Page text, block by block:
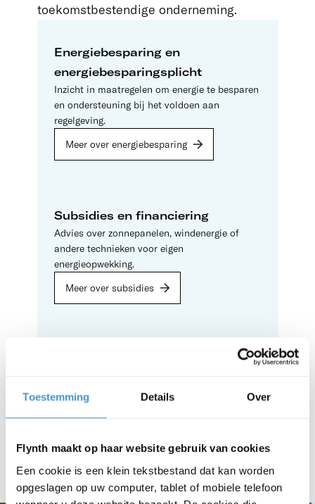
Toestemming Details Over
Flynth maakt op haar website gebruik van cookies
Een cookie is een klein tekstbestand dat kan worden
opgeslagen op uw computer, tablet of mobiele telefoon
toekomstbestendige onderneming.
Energiebesparing en
energiebesparingsplicht
Inzicht in maatregelen om energie te besparen
en ondersteuning bij het voldoen aan
regelgeving.
Meer over energiebesparing
Subsidies en financiering
Advies over zonnepanelen, windenergie of
andere technieken voor eigen
energieopwekking.
Meer over subsidies
andere technieken voor eigen
energieopwekking.
produceren